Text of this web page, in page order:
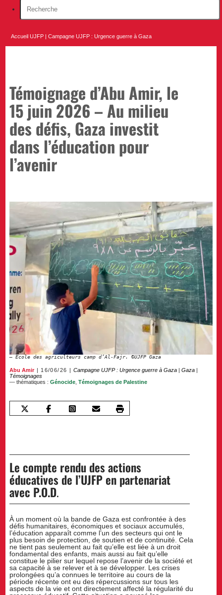
Accueil UJFP |Campagne UJFP : Urgence guerre à Gaza
Témoignage d’Abu Amir, le
15 juin 2026 – Au milieu
des défis, Gaza investit
dans l’éducation pour
l’avenir
Ecole des agriculteurs camp d’Al-Fajr. ©UJFP Gaza
Abu Amir 16/06/26 Campagne UJFP : Urgence guerre à Gaza |Gaza |
Témoignages
— thématiques :Génocide ,Témoignages de Palestine
Le compte rendu des actions
éducatives de l’UJFP en partenariat
avec P.O.D.
À un moment où la bande de Gaza est confrontée à des
défis humanitaires, économiques et sociaux accumulés,
l’éducation apparaît comme l’un des secteurs qui ont le
plus besoin de protection, de soutien et de continuité. Cela
ne tient pas seulement au fait qu’elle est liée à un droit
fondamental des enfants, mais aussi au fait qu’elle
constitue le pilier sur lequel repose l’avenir de la société et
sa capacité à se relever et à se développer. Les crises
prolongées qu’a connues le territoire au cours de la
période récente ont eu des répercussions sur tous les
aspects de la vie et ont directement affecté la régularité du